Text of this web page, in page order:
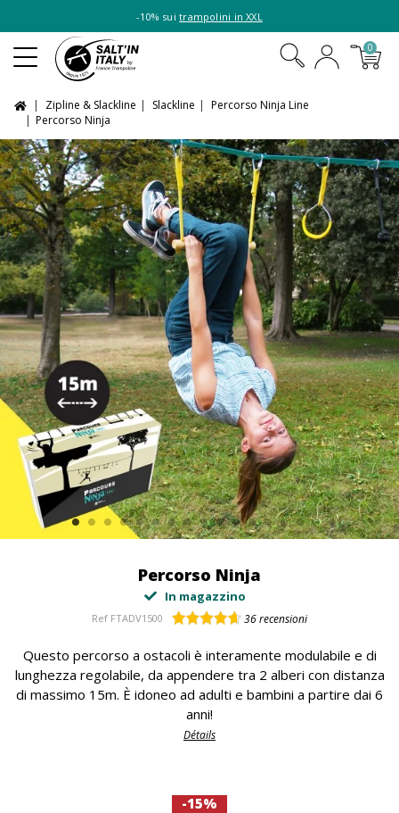
-10% suitrampolini in XXL
0
Zipline & Slackline Slackline
Percorso Ninja Line
Percorso Ninja
Percorso Ninja
In magazzino
Ref FTADV1500 36recensioni
Questo percorso a ostacoli è interamente modulabile e di
lunghezza regolabile, da appendere tra 2 alberi con distanza
di massimo 15m. È idoneo ad adulti e bambini a partire dai 6
anni!
Détails
-15%